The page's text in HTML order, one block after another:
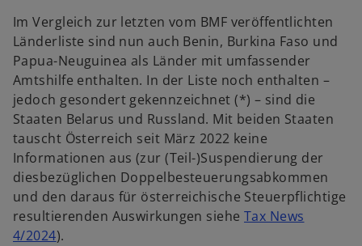
Im Vergleich zur letzten vom BMF veröffentlichten
Länderliste sind nun auch Benin, Burkina Faso und
Papua-Neuguinea als Länder mit umfassender
Amtshilfe enthalten. In der Liste noch enthalten –
jedoch gesondert gekennzeichnet (*) – sind die
Staaten Belarus und Russland. Mit beiden Staaten
tauscht Österreich seit März 2022 keine
Informationen aus (zur (Teil-)Suspendierung der
diesbezüglichen Doppelbesteuerungsabkommen
und den daraus für österreichische Steuerpflichtige
resultierenden Auswirkungen siehe Tax News
4/2024w
).